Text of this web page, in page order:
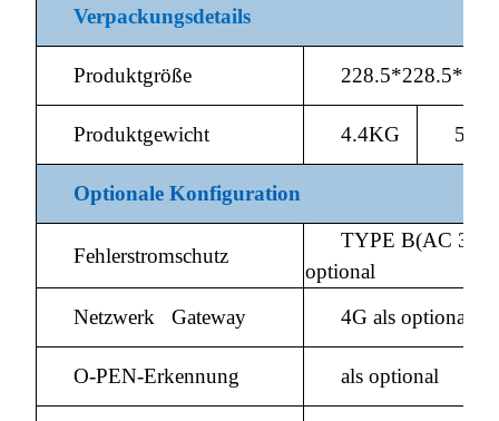
Verpackungsdetails
Produktgröße
Produktgewicht 4.4KG
Optionale Konfiguration
Fehlerstromschutz
TYPE B(AC
optional
Netzwerk Gateway
4G als optional
O-PEN-Erkennung als optional